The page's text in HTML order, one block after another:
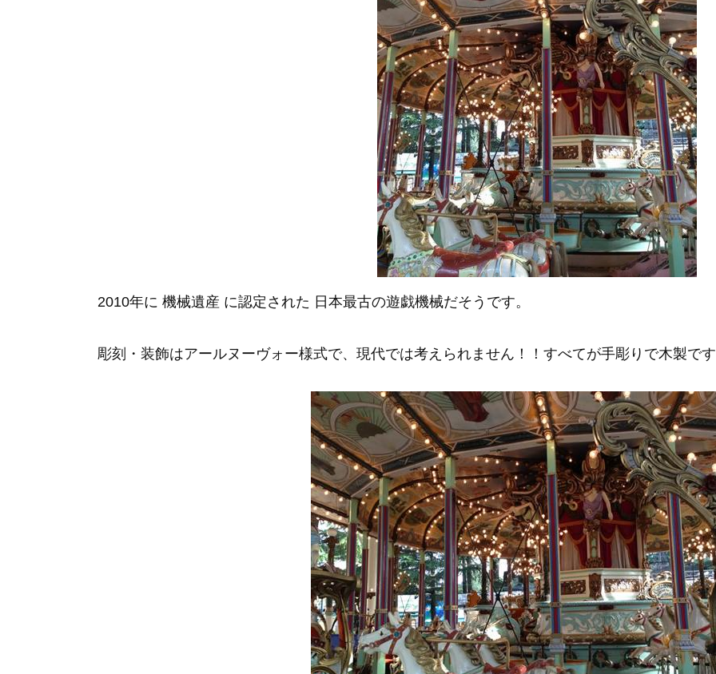
2010年に 機械遺産 に認定された 日本最古の遊戯機械だそうです。
彫刻・装飾はアールヌーヴォー様式で、現代では考えられません！！すべてが手彫りで木製で